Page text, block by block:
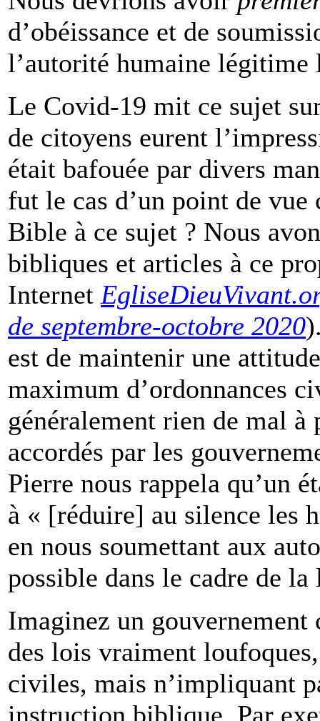
d’obéissance et de
l’autorité humaine
Le Covid-19 mit ce sujet
de citoyens eurent
était bafouée par divers
fut le cas d’un point de
Bible à ce sujet ? Nous
bibliques et articles à ce
Internet
de septembre-octobre 2020
est de maintenir une
maximum d’ordonnances
généralement rien de mal
accordés par les
Pierre nous rappela qu’un
à « [réduire] au silence les
en nous soumettant aux
possible dans le cadre de
Imaginez un
des lois vraiment
civiles, mais n’impliquant
instruction biblique. Par